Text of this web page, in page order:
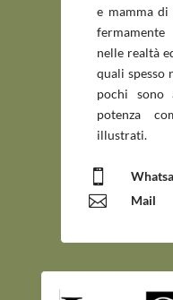
e mamma di
nelle realtà
quali spesso
pochi sono
potenza
illustrati.

 Mail